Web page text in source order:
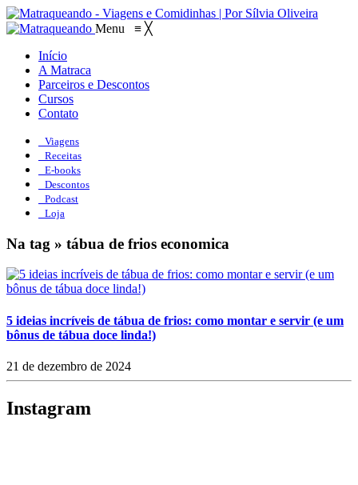
Menu ≡ ╳
Início
A Matraca
Parceiros e Descontos
Cursos
Contato
Viagens
Receitas
E-books
Descontos
Podcast
Loja
Na tag » tábua de frios economica
5 ideias incríveis de tábua de frios: como montar e servir (e um
bônus de tábua doce linda!)
21 de dezembro de 2024
Instagram